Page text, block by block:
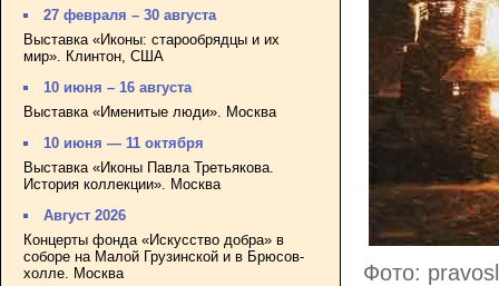
27 февраля – 30 августа
Выставка «Иконы: старообрядцы и их
мир». Клинтон, США
10 июня – 16 августа
Выставка «Именитые люди». Москва
10 июня — 11 октября
Выставка «Иконы Павла Третьякова.
История коллекции». Москва
Август 2026
Концерты фонда «Искусство добра» в
соборе на Малой Грузинской и в Брюсов-
холле. Москва
Фото: